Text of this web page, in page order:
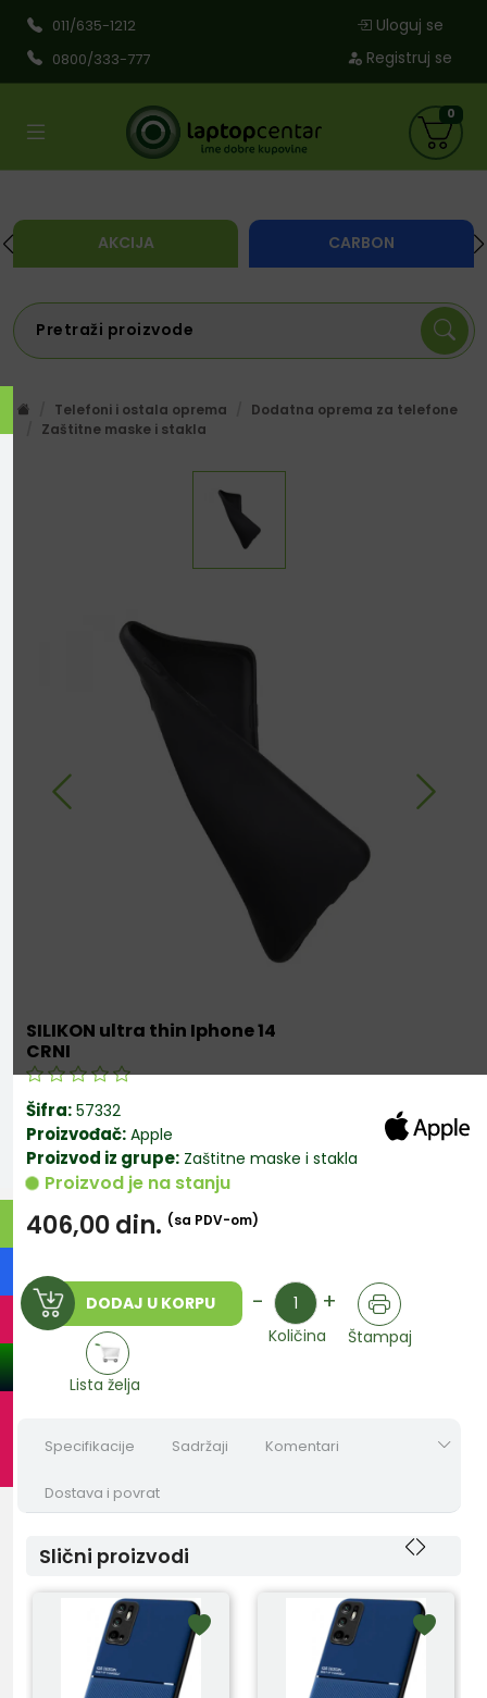
011/635-1212
0800/333-777
Uloguj se
Registruj se
AKCIJA CARBON
0
Telefoni i ostala oprema
Dodatna oprema za telefone
Zaštitne maske i stakla
SILIKON ultra thin Iphone 14
CRNI
Šifra: 57332
Proizvođač: Apple
Proizvod iz grupe: Zaštitne maske i stakla
Proizvod je na stanju
406,00din. (sa PDV-om)
DODAJ U KORPU - Količina +
Količina Štampaj
Lista želja
Specifikacije Sadržaji Komentari
Dostava i povrat
Slični proizvodi